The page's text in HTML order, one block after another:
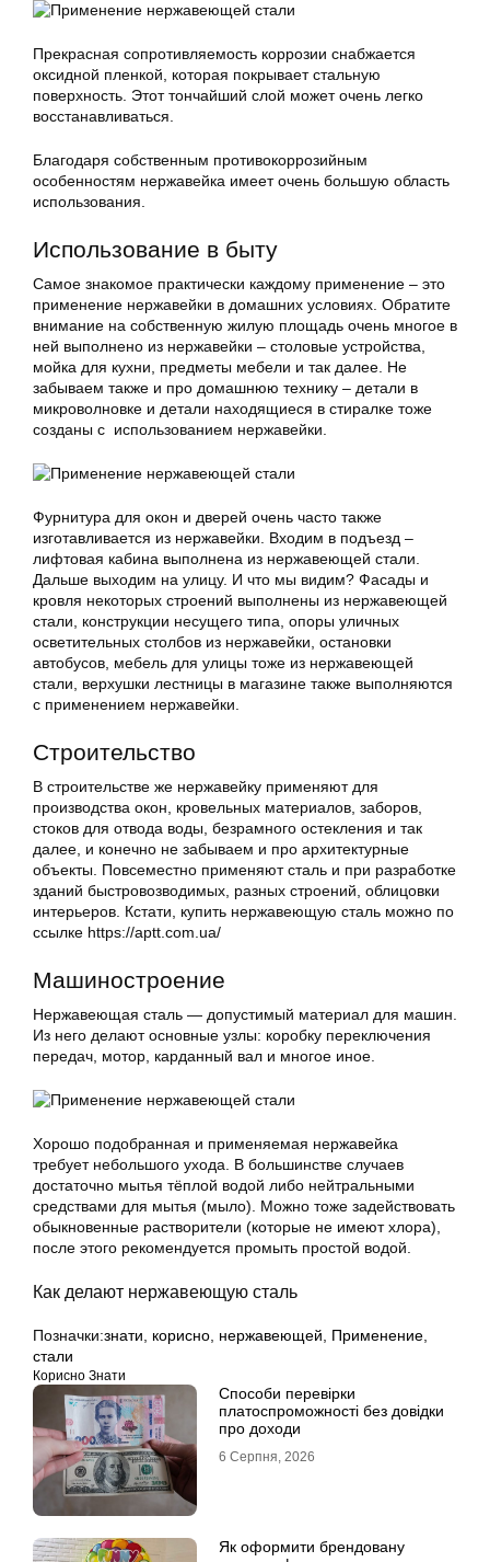
Прекрасная сопротивляемость коррозии снабжается
оксидной пленкой, которая покрывает стальную
поверхность. Этот тончайший слой может очень легко
восстанавливаться.
Благодаря собственным противокоррозийным
особенностям нержавейка имеет очень большую область
использования.
Использование в быту
Самое знакомое практически каждому применение – это
применение нержавейки в домашних условиях. Обратите
внимание на собственную жилую площадь очень многое в
ней выполнено из нержавейки – столовые устройства,
мойка для кухни, предметы мебели и так далее. Не
забываем также и про домашнюю технику – детали в
микроволновке и детали находящиеся в стиралке тоже
созданы с использованием нержавейки.
Фурнитура для окон и дверей очень часто также
изготавливается из нержавейки. Входим в подъезд –
лифтовая кабина выполнена из нержавеющей стали.
Дальше выходим на улицу. И что мы видим? Фасады и
кровля некоторых строений выполнены из нержавеющей
стали, конструкции несущего типа, опоры уличных
осветительных столбов из нержавейки, остановки
автобусов, мебель для улицы тоже из нержавеющей
стали, верхушки лестницы в магазине также выполняются
с применением нержавейки.
Строительство
В строительстве же нержавейку применяют для
производства окон, кровельных материалов, заборов,
стоков для отвода воды, безрамного остекления и так
далее, и конечно не забываем и про архитектурные
объекты. Повсеместно применяют сталь и при разработке
зданий быстровозводимых, разных строений, облицовки
интерьеров. Кстати, купить нержавеющую сталь можно по
ссылке https://aptt.com.ua/
Машиностроение
Нержавеющая сталь — допустимый материал для машин.
Из него делают основные узлы: коробку переключения
передач, мотор, карданный вал и многое иное.
Хорошо подобранная и применяемая нержавейка
требует небольшого ухода. В большинстве случаев
достаточно мытья тёплой водой либо нейтральными
средствами для мытья (мыло). Можно тоже задействовать
обыкновенные растворители (которые не имеют хлора),
после этого рекомендуется промыть простой водой.
Как делают нержавеющую сталь
Позначки:знати корисно нержавеющей Применение
стали
Корисно Знати
Способи перевірки
платоспроможності без довідки
про доходи
6 Серпня, 2026
Як оформити брендовану